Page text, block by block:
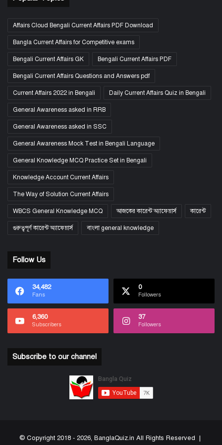
Affairs Cloud Bengali Current Affairs PDF Download
Bangla Current Affairs for Competitive exams
Bengali Current Affairs GK Bengali Current Affairs PDF
Bengali Current Affairs Questions and Answers pdf
Current Affairs 2022 in Bengali Daily Current Affairs Quiz in Bengali
General Awareness asked in RRB
General Awareness asked in SSC
General Awareness Mock Test in Bengali Language
General Knowledge MCQ Practice Set in Bengali
Knowledge Account Current Affairs
The Way of Solution Current Affairs
WBCS General Knowledge MCQ আজকের কারেন্ট অ্যাফেয়ার্স কারেন্ট
গুরুত্বপূর্ণ কারেন্ট অ্যাফেয়ার্স বাংলা general knowledge
Follow Us
34,482
Fans
0
Followers
6,360
Subscribers
37
Followers
Subscribe to our channel
© Copyright 2018 - 2026, BanglaQuiz.in All Rights Reserved |